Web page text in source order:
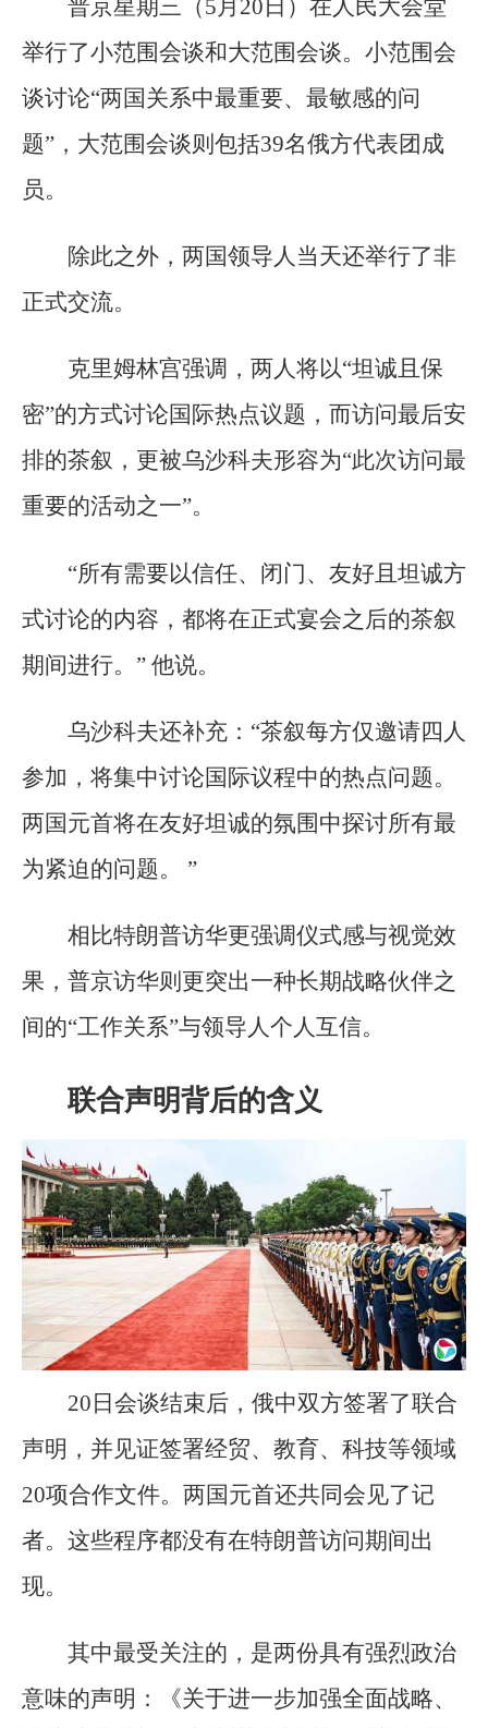
普京星期三（5月20日）在人民大会堂
举行了小范围会谈和大范围会谈。小范围会
谈讨论“两国关系中最重要、最敏感的问
题”，大范围会谈则包括39名俄方代表团成
员。
除此之外，两国领导人当天还举行了非
正式交流。
克里姆林宫强调，两人将以“坦诚且保
密”的方式讨论国际热点议题，而访问最后安
排的茶叙，更被乌沙科夫形容为“此次访问最
重要的活动之一”。
“所有需要以信任、闭门、友好且坦诚方
式讨论的内容，都将在正式宴会之后的茶叙
期间进行。” 他说。
乌沙科夫还补充：“茶叙每方仅邀请四人
参加，将集中讨论国际议程中的热点问题。
两国元首将在友好坦诚的氛围中探讨所有最
为紧迫的问题。 ”
相比特朗普访华更强调仪式感与视觉效
果，普京访华则更突出一种长期战略伙伴之
间的“工作关系”与领导人个人互信。
联合声明背后的含义
20日会谈结束后，俄中双方签署了联合
声明，并见证签署经贸、教育、科技等领域
20项合作文件。两国元首还共同会见了记
者。这些程序都没有在特朗普访问期间出
现。
其中最受关注的，是两份具有强烈政治
意味的声明：《关于进一步加强全面战略、